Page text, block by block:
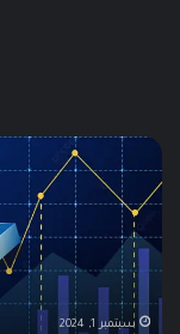
هو
الـ
Swing
دليلك
الشامل
للمبتدئين